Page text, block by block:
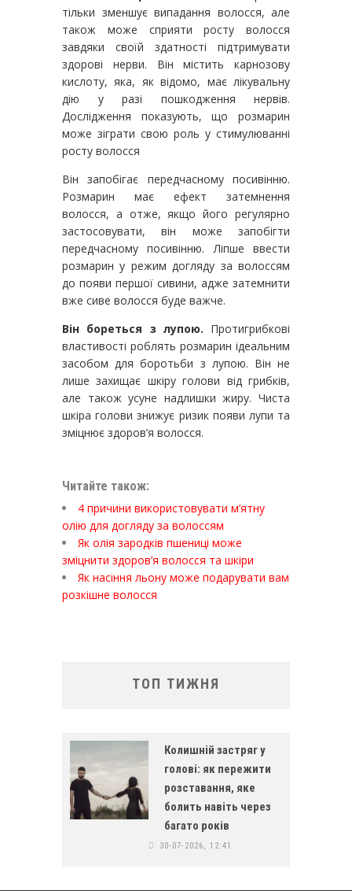
тільки зменшує випадання волосся, але
також може сприяти росту волосся
завдяки своїй здатності підтримувати
здорові нерви. Він містить карнозову
кислоту, яка, як відомо, має лікувальну
дію у разі пошкодження нервів.
Дослідження показують, що розмарин
може зіграти свою роль у стимулюванні
росту волосся
Він запобігає передчасному посивінню.
Розмарин має ефект затемнення
волосся, а отже, якщо його регулярно
застосовувати, він може запобігти
передчасному посивінню. Ліпше ввести
розмарин у режим догляду за волоссям
до появи першої сивини, адже затемнити
вже сиве волосся буде важче.
Він бореться з лупою. Протигрибкові
властивості роблять розмарин ідеальним
засобом для боротьби з лупою. Він не
лише захищає шкіру голови від грибків,
але також усуне надлишки жиру. Чиста
шкіра голови знижує ризик появи лупи та
зміцнює здоров’я волосся.
Читайте також:
4 причини використовувати м’ятну
олію для догляду за волоссям
Як олія зародків пшениці може
зміцнити здоров’я волосся та шкіри
Як насіння льону може подарувати вам
розкішне волосся
ТОП ТИЖНЯ
Колишній застряг у
голові: як пережити
розставання, яке
болить навіть через
багато років
30-07-2026, 12:41